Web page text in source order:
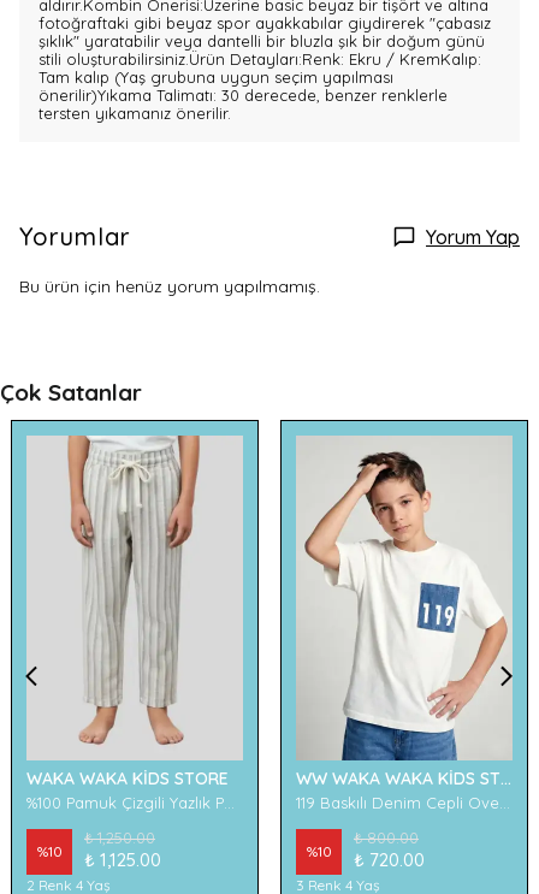
aldırır.Kombin Önerisi:Üzerine basic beyaz bir tişört ve altına
fotoğraftaki gibi beyaz spor ayakkabılar giydirerek "çabasız
şıklık" yaratabilir veya dantelli bir bluzla şık bir doğum günü
stili oluşturabilirsiniz.Ürün Detayları:Renk: Ekru / KremKalıp:
Tam kalıp (Yaş grubuna uygun seçim yapılması
önerilir)Yıkama Talimatı: 30 derecede, benzer renklerle
tersten yıkamanız önerilir.
Yorumlar Yorum Yap
Bu ürün için henüz yorum yapılmamış.
Çok Satanlar
WAKA WAKA KİDS STORE
%10
₺ 1,250.00
₺ 1,125.00
2 Renk 4 Yaş
WW WAKA WAKA KİDS STORE
%10
₺ 800.00
₺ 720.00
3 Renk 4 Yaş